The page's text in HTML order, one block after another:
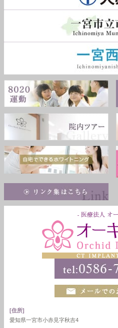
[住所]
愛知県一宮市小赤見字秋吉4